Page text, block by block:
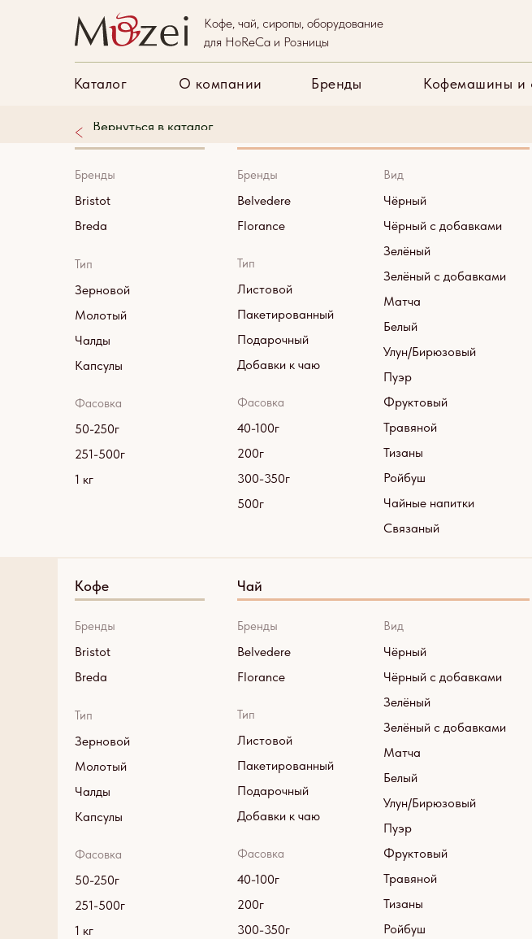
Каталог
Кофе, чай, сиропы, оборудование
для HoReCa и Розницы
О компании Бренды Кофемашины и
Bristot
Breda
Кофе
50-250г
251-500г
Бренды
1 кг
Фасовка
Зерновой
Тип
Молотый
Чалды
Капсулы
Тип
Листовой
Belvedere
Florance
Пакетированный
Бренды
Подарочный
Добавки к чаю
Фасовка
40-100г
200г
Чёрный
Вид
Чёрный с добавками
Зелёный
Матча
Улун/Бирюзовый
Фруктовый
Зелёный с добавками
Пуэр
Белый
Травяной
Тизаны
Ройбуш
Чайные напитки
Связаный
300-350г
500г
О компании
Каталог
Чай
Bristot
Breda
Кофе
50-250г
251-500г
Бренды
1 кг
Фасовка
Зерновой
Тип
Молотый
Чалды
Капсулы
Тип
Листовой
Belvedere
Florance
Пакетированный
Бренды
Подарочный
Добавки к чаю
Фасовка
40-100г
200г
Чёрный
Вид
Чёрный с добавками
Зелёный
Матча
Улун/Бирюзовый
Фруктовый
Зелёный с добавками
Пуэр
Белый
Травяной
Тизаны
Ройбуш
300-350г
Вернуться в каталог